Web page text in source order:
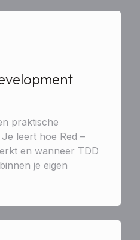
praktische
leert hoe Red –
en wanneer TDD
je eigen